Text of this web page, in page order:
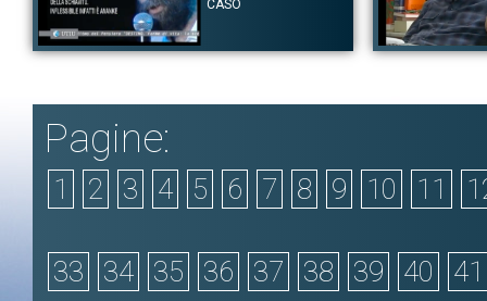
CASO
Autore:Massimo Cacciari - Jamaica Kincaid - Valeria Solarino
Ecuba, e un brano tratto dall'Alcesti. Alessandra Celletti introduce
la lettura suonando un brano musicale al pianoforte. L'attrice
Valeria Solarino legge due poesie inedite di Sapphire (Ramona
Lofton). Jamaica Kincaid legge un suo inedito dal titolo "Il decano
e Mrs Hess".
Tag:
La Grande Letteratura |Massenzio 2010
Massimo Cacciari
Autore:Giorgio
Tag:Impegno
pandemonio
Pagine:
1 2 3 4 5 6 7 8 9 10 11
33 34 35 36 37 38 39 40 41